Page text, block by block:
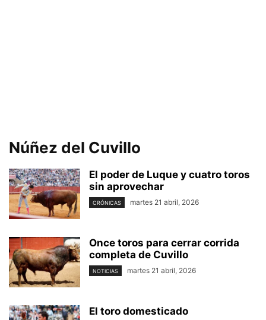
Núñez del Cuvillo
El poder de Luque y cuatro toros
sin aprovechar
CRÓNICAS martes 21 abril, 2026
Once toros para cerrar corrida
completa de Cuvillo
NOTICIAS martes 21 abril, 2026
El toro domesticado